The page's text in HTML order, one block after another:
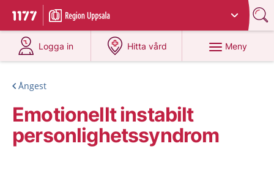
Till startsidan för 1177
Du har valt region
Logga in
på 1177.se
Hitta vård
på 1177.se
Meny
Ångest
Emotionellt instabilt
personlighetssyndrom